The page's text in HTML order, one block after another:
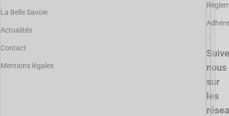
La Belle Savoie
Actualités
Contact
Mentions légales
nous
sur
les